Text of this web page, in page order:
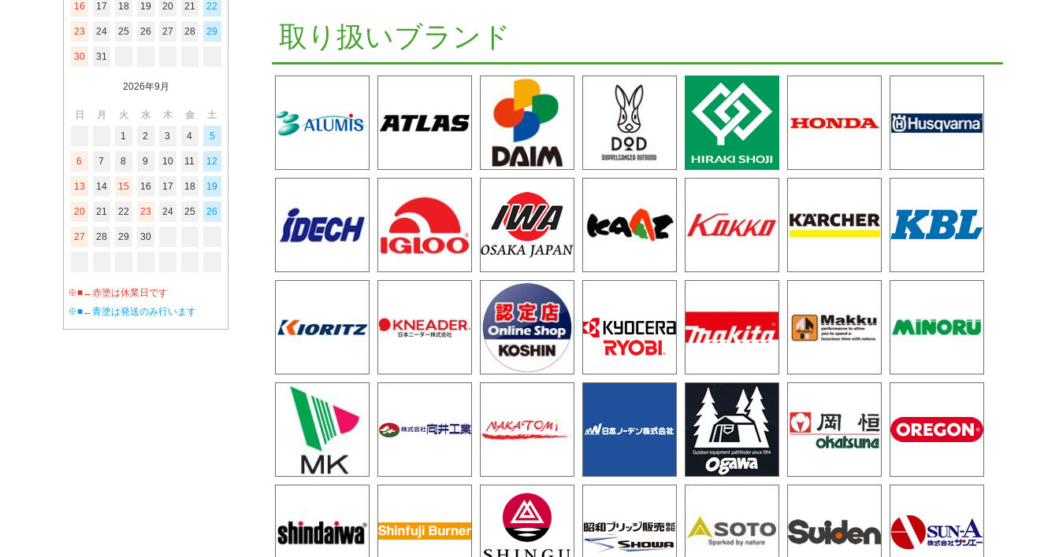
16 17 18 19 20 21 22
23 24 25 26 27 28 29
30 31
2026年9月
日 月 火 水 木 金
土
1
2 3 4 5
6 7 8 9 10 11 12
13 14 15 16 17 18 19
20 21 22 23 24 25 26
27 28 29 30
※■←赤塗は休業日です
※■←青塗は発送のみ行います
取り扱いブランド